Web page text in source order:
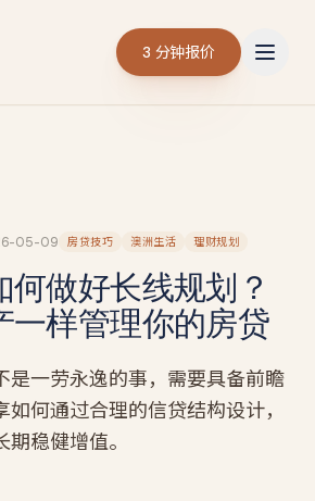
3 分钟报价
05-09 房贷技巧 澳洲生活 理财规划
何做好长线规划？
一样管理你的房贷
是一劳永逸的事，需要具备前瞻
何通过合理的信贷结构设计，
稳健增值。